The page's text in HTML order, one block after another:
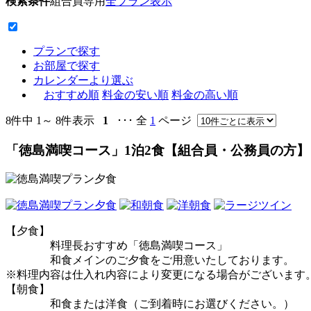
プランで探す
お部屋で探す
カレンダーより選ぶ
おすすめ順 料金の安い順 料金の高い順
8件中 1～ 8件表示 1 ･･･ 全 1 ページ
「徳島満喫コース」1泊2食【組合員・公務員の方】
【夕食】
料理長おすすめ「徳島満喫コース」
和食メインのご夕食をご用意いたしております。
※料理内容は仕入れ内容により変更になる場合がございます。
【朝食】
和食または洋食（ご到着時にお選びください。）